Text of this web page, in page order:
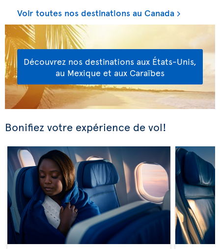
Voir toutes nos destinations au Canada
Découvrez nos destinations aux États-Unis,
au Mexique et aux Caraïbes
Bonifiez votre expérience de vol!